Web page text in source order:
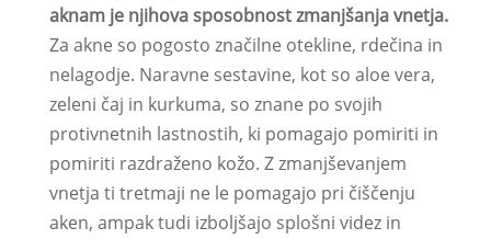
aknam je njihova sposobnost zmanjšanja vnetja.
Za akne so pogosto značilne otekline, rdečina in
nelagodje. Naravne sestavine, kot so aloe vera,
zeleni čaj in kurkuma, so znane po svojih
protivnetnih lastnostih, ki pomagajo pomiriti in
pomiriti razdraženo kožo. Z zmanjševanjem
vnetja ti tretmaji ne le pomagajo pri čiščenju
aken, ampak tudi izboljšajo splošni videz in